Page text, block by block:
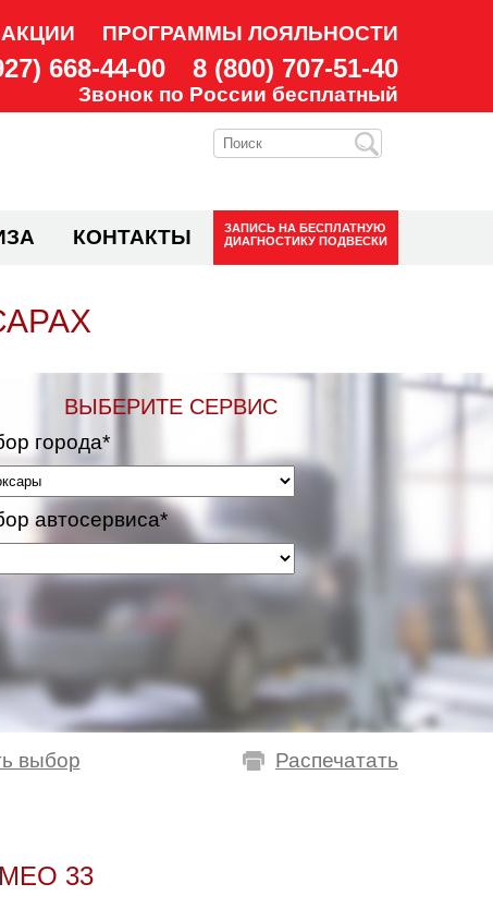
АКЦИИ ПРОГРАММЫ ЛОЯЛЬНОСТИ
668-44-00 8 (800) 707-51-40
Звонок по России бесплатный
КОНТАКТЫ ЗАПИСЬ НА БЕСПЛАТНУЮ
ДИАГНОСТИКУ ПОДВЕСКИ
ВЫБЕРИТЕ СЕРВИС
города*
автосервиса*
Распечатать
выбор
33